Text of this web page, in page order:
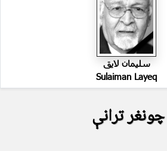
سليمان لايق
Sulaiman Layeq
ترانې